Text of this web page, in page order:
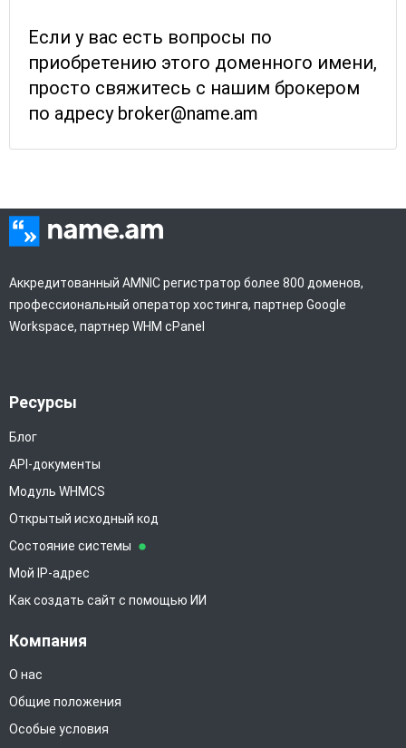
Если у вас есть вопросы по
приобретению этого доменного имени,
просто свяжитесь с нашим брокером
по адресу broker@name.am
Аккредитованный AMNIC регистратор более 800 доменов,
профессиональный оператор хостинга, партнер Google
Workspace, партнер WHM cPanel
Ресурсы
Блог
API-документы
Модуль WHMCS
Открытый исходный код
Состояние системы
Мой IP-адрес
Как создать сайт с помощью ИИ
Компания
О нас
Общие положения
Особые условия